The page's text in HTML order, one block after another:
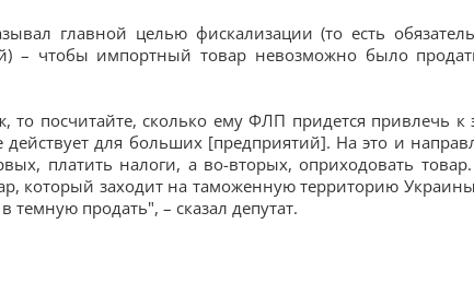
главной целью фискализации (то есть
– чтобы импортный товар невозможно было
посчитайте, сколько ему ФЛП придется привлечь к
для больших [предприятий]. На это и
платить налоги, а во-вторых, оприходовать
который заходит на таможенную территорию
продать", – сказал депутат.